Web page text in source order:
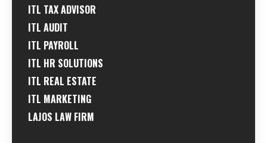
ITL TAX ADVISOR
ITL AUDIT
ITL PAYROLL
ITL HR SOLUTIONS
ITL REAL ESTATE
ITL MARKETING
LAJOS LAW FIRM